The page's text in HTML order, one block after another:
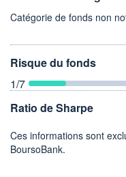
Catégorie de fonds non
Risque du fonds
1/7
Ratio de Sharpe
Ces informations sont
BoursoBank.